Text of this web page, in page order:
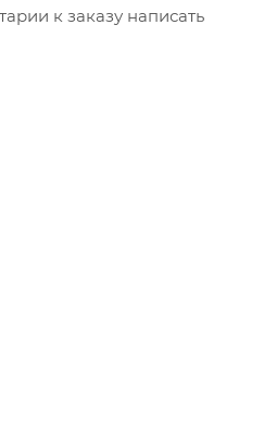
к заказу написать